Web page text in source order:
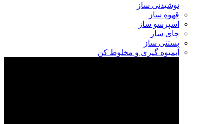
نوشیدنی ساز
قهوه ساز
اسپرسو ساز
چای ساز
بستنی ساز
آبمیوه گیری و مخلوط کن